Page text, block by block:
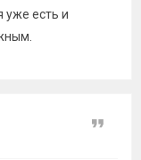
уже есть и
Цитата